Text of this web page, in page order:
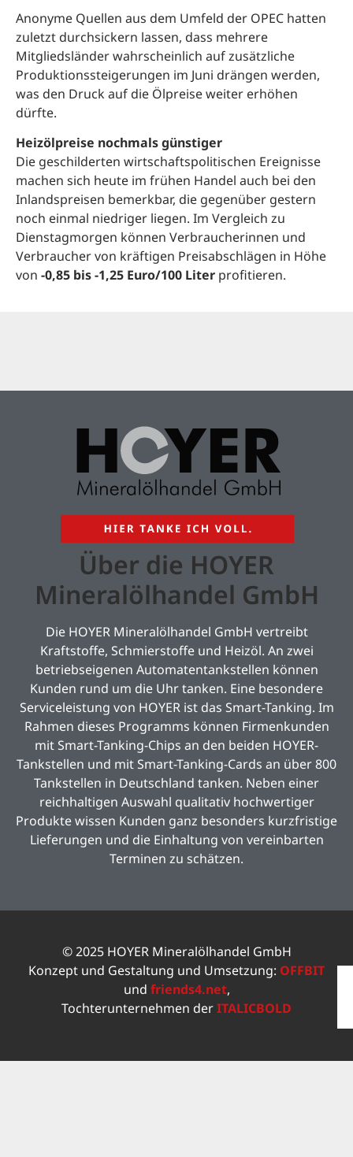
Anonyme Quellen aus dem Umfeld der OPEC hatten
zuletzt durchsickern lassen, dass mehrere
Mitgliedsländer wahrscheinlich auf zusätzliche
Produktionssteigerungen im Juni drängen werden,
was den Druck auf die Ölpreise weiter erhöhen
dürfte.
Heizölpreise nochmals günstiger
Die geschilderten wirtschaftspolitischen Ereignisse
machen sich heute im frühen Handel auch bei den
Inlandspreisen bemerkbar, die gegenüber gestern
noch einmal niedriger liegen. Im Vergleich zu
Dienstagmorgen können Verbraucherinnen und
Verbraucher von kräftigen Preisabschlägen in Höhe
von -0,85 bis -1,25 Euro/100 Liter profitieren.
Über die HOYER
Mineralölhandel GmbH
Die HOYER Mineralölhandel GmbH vertreibt
Kraftstoffe, Schmierstoffe und Heizöl. An zwei
betriebseigenen Automatentankstellen können
Kunden rund um die Uhr tanken. Eine besondere
Serviceleistung von HOYER ist das Smart-Tanking. Im
Rahmen dieses Programms können Firmenkunden
mit Smart-Tanking-Chips an den beiden HOYER-
Tankstellen und mit Smart-Tanking-Cards an über 800
Tankstellen in Deutschland tanken. Neben einer
reichhaltigen Auswahl qualitativ hochwertiger
Produkte wissen Kunden ganz besonders kurzfristige
Lieferungen und die Einhaltung von vereinbarten
Terminen zu schätzen.
© 2025 HOYER Mineralölhandel GmbH
Konzept und Gestaltung und Umsetzung: OFFBIT
und friends4.net,
Tochterunternehmen derITALICBOLD